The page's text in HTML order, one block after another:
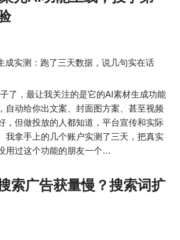
成实测：跑了三天数据，说几句实在话
了，最让我关注的是它的AI素材生成功能
动给你出文案、封面图方案、甚至视频
，但做投放的人都知道，平台宣传和实际
我拿手上的几个账户实测了三天，把真实
用过这个功能的朋友一个…
索广告获量慢？搜索词扩